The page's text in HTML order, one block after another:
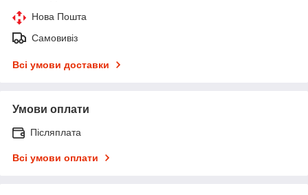
Нова Пошта
Самовивіз
Всі умови доставки
Умови оплати
Післяплата
Всі умови оплати